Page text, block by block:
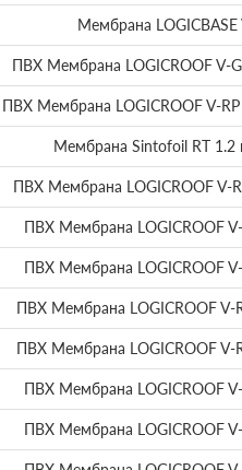
Мембрана
ПВХ Мембрана LOGICROOF V-
ПВХ Мембрана LOGICROOF V-
Мембрана Sintofoil RT 1.2
ПВХ Мембрана LOGICROOF V-
ПВХ Мембрана LOGICROOF
ПВХ Мембрана LOGICROOF
ПВХ Мембрана LOGICROOF V-
ПВХ Мембрана LOGICROOF V-
ПВХ Мембрана LOGICROOF
ПВХ Мембрана LOGICROOF